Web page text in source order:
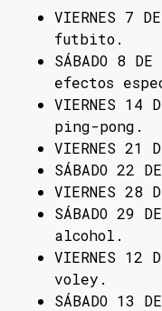
VIERNES 7
futbito.
SÁBADO 8
efectos
VIERNES 14
ping-pong.
VIERNES 21
SÁBADO 22
VIERNES 28
SÁBADO 29
alcohol.
VIERNES 12
voley.
SÁBADO 13